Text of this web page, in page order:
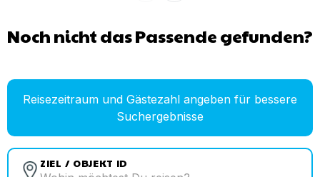
Noch nicht das Passende gefunden?
Reisezeitraum und Gästezahl angeben für bessere
Suchergebnisse
ZIEL / OBJEKT ID